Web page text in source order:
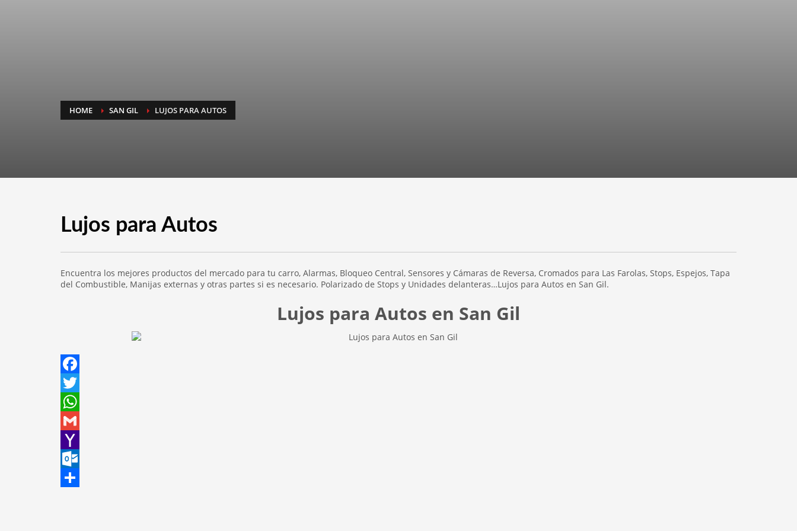
HOME SAN GIL LUJOS PARA AUTOS
Lujos para Autos
Encuentra los mejores productos del mercado para tu carro, Alarmas, Bloqueo Central, Sensores y Cámaras de Reversa, Cromados para Las Farolas, Stops, Espejos, Tapa
del Combustible, Manijas externas y otras partes si es necesario. Polarizado de Stops y Unidades delanteras…Lujos para Autos en San Gil.
Lujos para Autos en San Gil
Facebook
Twitter
WhatsApp
Gmail
Yahoo
Mail
Outlook.com